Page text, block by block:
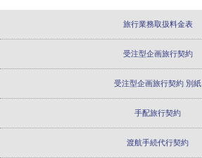
旅行業務取扱料金表
受注型企画旅行契約
受注型企画旅行契約 別紙
手配旅行契約
渡航手続代行契約